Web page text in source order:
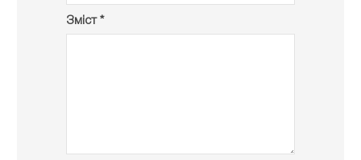
Зміст *